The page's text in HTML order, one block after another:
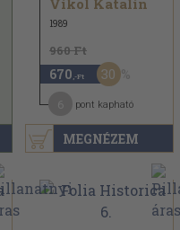
MEGNÉZEM
Vikol Katalin
1989
960 Ft
670 ,-Ft 30
pont kapható